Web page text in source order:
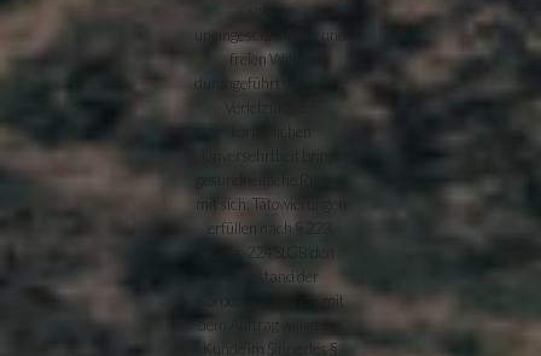
seinem
uneingeschränkten und
freien Willen
durchgeführt wird. Jede
mit sich. Tätowierungen
erfüllen nach § 223,
223a, 224 StGB den
Tatbestand der
Körperverletzung – mit
dem Auftrag willigt der
Kunde im Sinne des §